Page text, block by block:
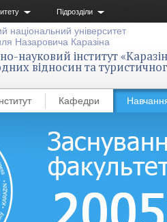
Підрозділи
національний університет
Назаровича Каразіна
науковий інститут
відносин та
Кафедри